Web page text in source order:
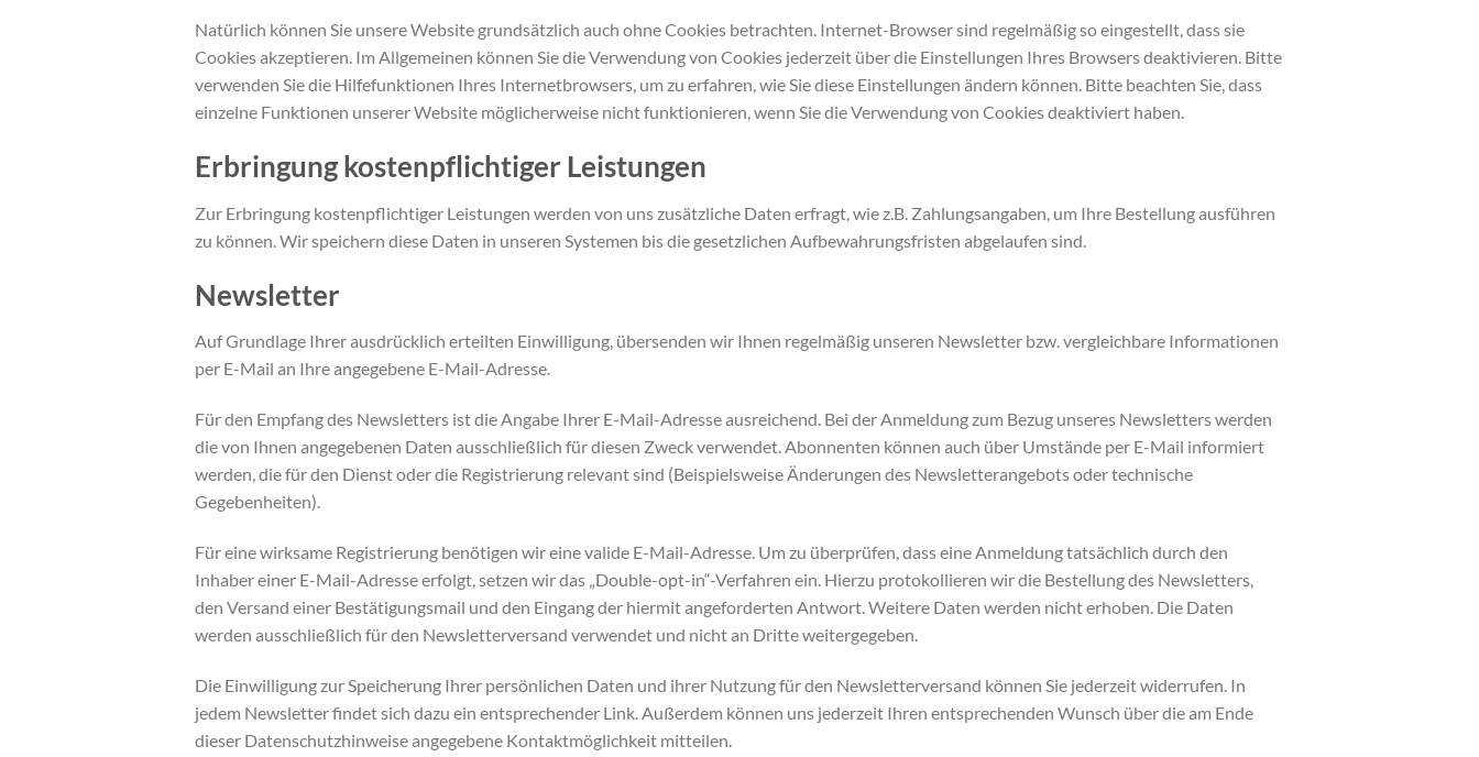
Natürlich können Sie unsere Website grundsätzlich auch ohne Cookies betrachten. Internet-Browser sind regelmäßig so eingestellt, dass sie
Cookies akzeptieren. Im Allgemeinen können Sie die Verwendung von Cookies jederzeit über die Einstellungen Ihres Browsers deaktivieren. Bitte
verwenden Sie die Hilfefunktionen Ihres Internetbrowsers, um zu erfahren, wie Sie diese Einstellungen ändern können. Bitte beachten Sie, dass
einzelne Funktionen unserer Website möglicherweise nicht funktionieren, wenn Sie die Verwendung von Cookies deaktiviert haben.
Erbringung kostenpflichtiger Leistungen
Zur Erbringung kostenpflichtiger Leistungen werden von uns zusätzliche Daten erfragt, wie z.B. Zahlungsangaben, um Ihre Bestellung ausführen
zu können. Wir speichern diese Daten in unseren Systemen bis die gesetzlichen Aufbewahrungsfristen abgelaufen sind.
Newsletter
Auf Grundlage Ihrer ausdrücklich erteilten Einwilligung, übersenden wir Ihnen regelmäßig unseren Newsletter bzw. vergleichbare Informationen
per E-Mail an Ihre angegebene E-Mail-Adresse.
Für den Empfang des Newsletters ist die Angabe Ihrer E-Mail-Adresse ausreichend. Bei der Anmeldung zum Bezug unseres Newsletters werden
die von Ihnen angegebenen Daten ausschließlich für diesen Zweck verwendet. Abonnenten können auch über Umstände per E-Mail informiert
werden, die für den Dienst oder die Registrierung relevant sind (Beispielsweise Änderungen des Newsletterangebots oder technische
Gegebenheiten).
Für eine wirksame Registrierung benötigen wir eine valide E-Mail-Adresse. Um zu überprüfen, dass eine Anmeldung tatsächlich durch den
Inhaber einer E-Mail-Adresse erfolgt, setzen wir das „Double-opt-in“-Verfahren ein. Hierzu protokollieren wir die Bestellung des Newsletters,
den Versand einer Bestätigungsmail und den Eingang der hiermit angeforderten Antwort. Weitere Daten werden nicht erhoben. Die Daten
werden ausschließlich für den Newsletterversand verwendet und nicht an Dritte weitergegeben.
Die Einwilligung zur Speicherung Ihrer persönlichen Daten und ihrer Nutzung für den Newsletterversand können Sie jederzeit widerrufen. In
jedem Newsletter findet sich dazu ein entsprechender Link. Außerdem können uns jederzeit Ihren entsprechenden Wunsch über die am Ende
dieser Datenschutzhinweise angegebene Kontaktmöglichkeit mitteilen.